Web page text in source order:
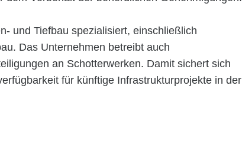
und Tiefbau spezialisiert, einschließlich
Das Unternehmen betreibt auch
an Schotterwerken. Damit sichert sich
für künftige Infrastrukturprojekte in der